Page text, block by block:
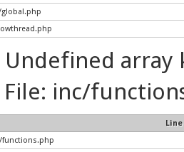
Undefined array
File: inc/
Line
functions.php